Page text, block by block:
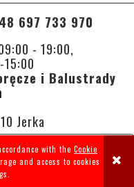
with the Cookie
and access to cookies
697 733 970
- 19:00,
i Balustrady
Jerka
THE SITE